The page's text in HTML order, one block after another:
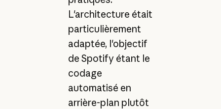
L'architecture était
particulièrement
adaptée, l'objectif
de Spotify étant le
codage
automatisé en
arrière-plan plutôt